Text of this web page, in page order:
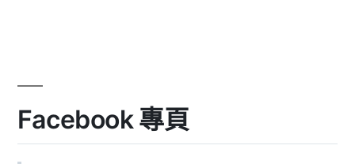
Facebook 專頁